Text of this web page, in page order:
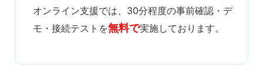
オンライン支援では、30分程度の事前確認・デ
モ・接続テストを無料で実施しております。